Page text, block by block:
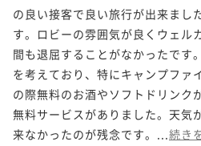
の良い接客で良い旅行が出来まし
す。ロビーの雰囲気が良くウェル
間も退屈することがなかったです
を考えており、特にキャンプファ
の際無料のお酒やソフトドリンク
無料サービスがありました。天気
来なかったのが残念です。... 続き